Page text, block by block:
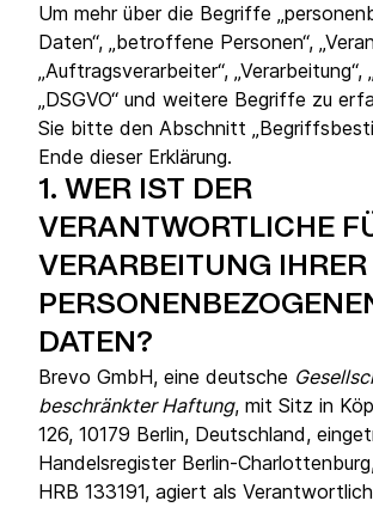
Um mehr über die Begriffe
Daten“, „betroffene Personen“,
„Auftragsverarbeiter“, „Verarbeitung“,
„DSGVO“ und weitere Begriffe zu
Sie bitte den Abschnitt
Ende dieser Erklärung.
1. WER IST DER
VERANTWORTLICHE
VERARBEITUNG IHRER
DATEN?
Brevo GmbH, eine deutsche
beschränkter Haftung, mit Sitz in
126, 10179 Berlin, Deutschland,
Handelsregister Berlin-
HRB 133191, agiert als